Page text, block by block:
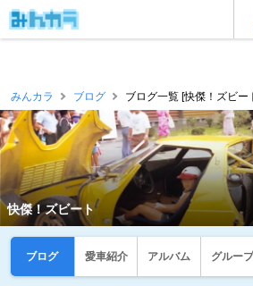
みんカラ ブログ ブログ一覧 [快傑！ズビー
快傑！ズビート
ブログ 愛車紹介 アルバム グループ